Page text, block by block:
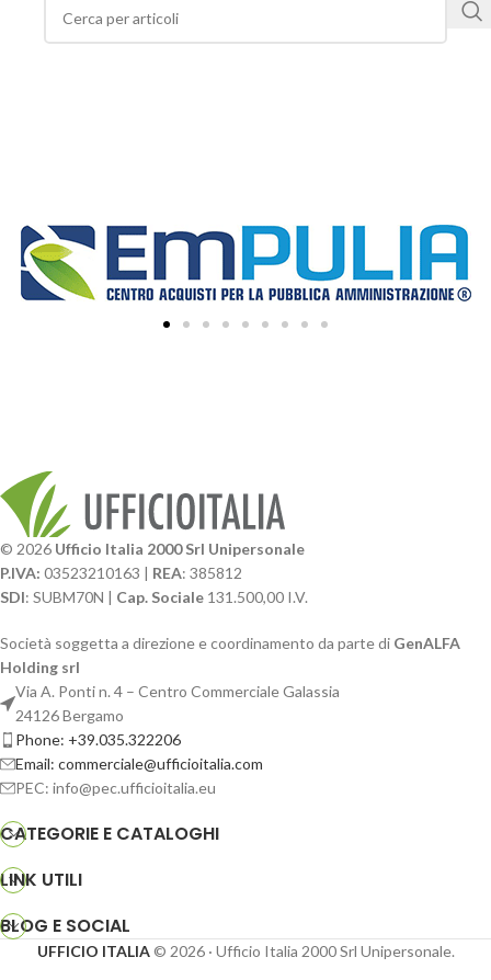
© 2026 Ufficio Italia 2000 Srl Unipersonale
P.IVA: 03523210163 | REA: 385812
SDI: SUBM70N | Cap. Sociale 131.500,00 I.V.
Società soggetta a direzione e coordinamento da parte di GenALFA
Holding srl
Via A. Ponti n. 4 – Centro Commerciale Galassia
24126 Bergamo
Phone: +39.035.322206
Email: commerciale@ufficioitalia.com
PEC: info@pec.ufficioitalia.eu
CATEGORIE E CATALOGHI
LINK UTILI
BLOG E SOCIAL
UFFICIO ITALIA © 2026· Ufficio Italia 2000 Srl Unipersonale.